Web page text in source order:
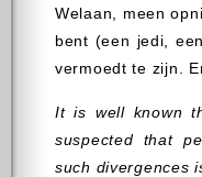
Welaan, meen
bent (een jedi,
vermoedt te zijn.
It is well known
suspected that
such divergences